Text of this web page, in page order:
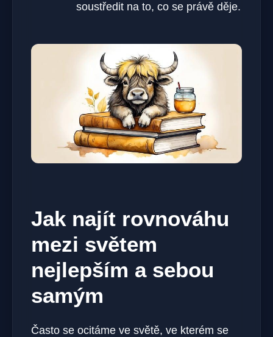
soustředit na to, co se právě děje.
Jak najít rovnováhu
mezi světem
nejlepším a sebou
samým
Často se ocitáme ve světě, ve kterém se